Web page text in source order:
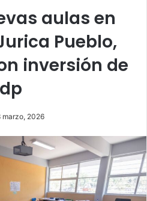
aulas en
Pueblo,
inversión de
marzo, 2026